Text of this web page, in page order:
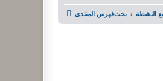
فهرس المنتدىبحث النشطة